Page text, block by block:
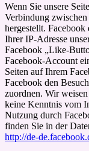
Wenn Sie unsere
Verbindung
hergestellt.
Ihrer IP-Adresse
Facebook „Like-
Facebook-Account
Seiten auf Ihrem
Facebook den
zuordnen. Wir
keine Kenntnis vom
Nutzung durch
finden Sie in der
http://de-